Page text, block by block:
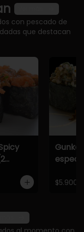
con pescado de
que destacan
$5.900